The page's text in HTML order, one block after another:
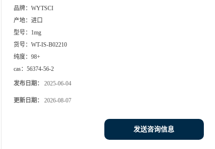
品牌： WYTSCI
产地： 进口
型号： 1mg
货号： WT-IS-B02210
纯度： 98+
cas： 56374-56-2
发布日期： 2025-06-04
更新日期： 2026-08-07
发送咨询信息